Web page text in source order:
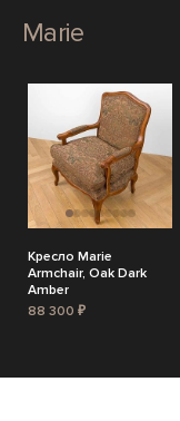
Marie
Кресло Marie
Armchair, Oak Dark
Amber
88 300 ₽